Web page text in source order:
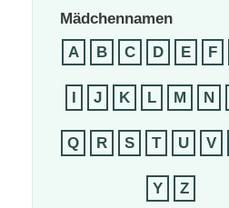
Mädchennamen
A
B C D E F
I J K L M N
Q R S T U V
Y Z